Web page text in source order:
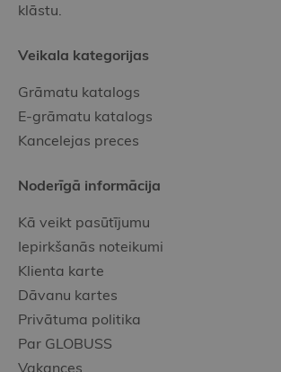
klāstu.
Veikala kategorijas
Grāmatu katalogs
E-grāmatu katalogs
Kancelejas preces
Noderīgā informācija
Kā veikt pasūtījumu
Iepirkšanās noteikumi
Klienta karte
Dāvanu kartes
Privātuma politika
Par GLOBUSS
Vakances